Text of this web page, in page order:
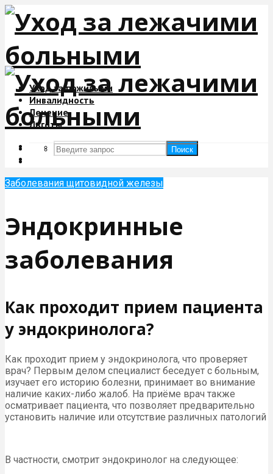
Уход за пожилыми
Инвалидность
Лечение
Льготы
Поиск
Поиск
Заболевания щитовидной железы
Эндокринные
заболевания
Как проходит прием пациента
у эндокринолога?
Как проходит прием у эндокринолога, что проверяет
врач? Первым делом специалист беседует с больным,
изучает его историю болезни, принимает во внимание
наличие каких-либо жалоб. На приёме врач также
осматривает пациента, что позволяет предварительно
установить наличие или отсутствие различных патологий
В частности, смотрит эндокринолог на следующее: